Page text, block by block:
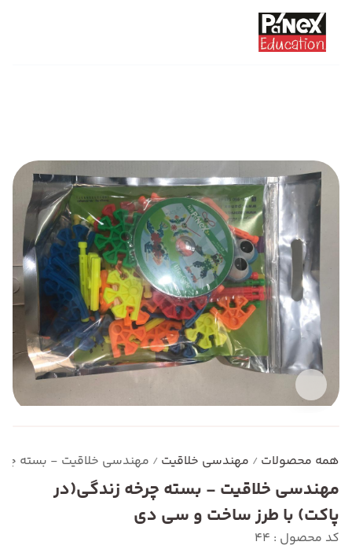
همه محصولات / مهندسی خلاقیت / مهندسی خلاقیت - بسته
مهندسی خلاقیت - بسته چرخه زندگی(در
پاکت) با طرز ساخت و سی دی
کد محصول : 44